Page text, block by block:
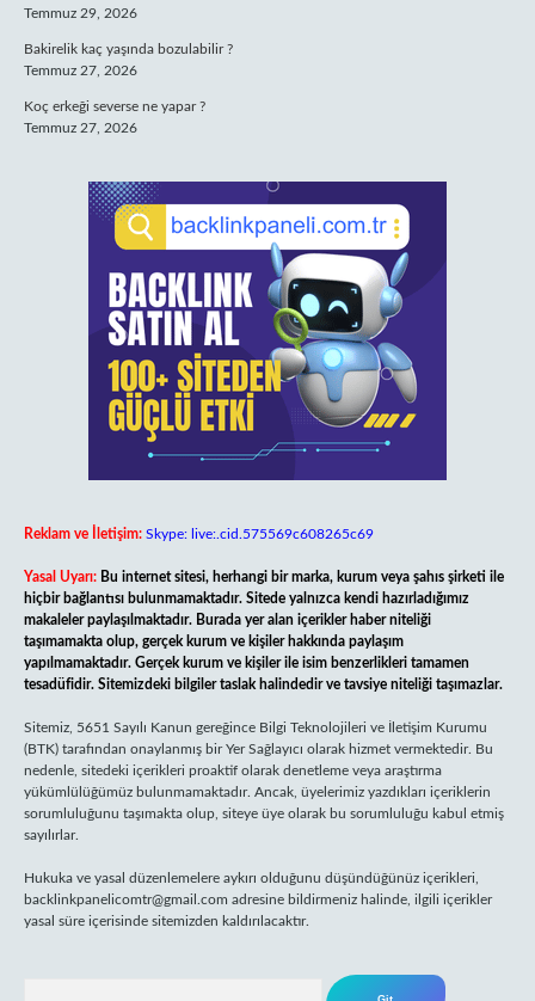
Temmuz 29, 2026
Bakirelik kaç yaşında bozulabilir ?
Temmuz 27, 2026
Koç erkeği severse ne yapar ?
Temmuz 27, 2026
Reklam ve İletişim: Skype: live:.cid.575569c608265c69
Yasal Uyarı: Bu internet sitesi, herhangi bir marka, kurum veya şahıs şirketi ile
hiçbir bağlantısı bulunmamaktadır. Sitede yalnızca kendi hazırladığımız
makaleler paylaşılmaktadır. Burada yer alan içerikler haber niteliği
taşımamakta olup, gerçek kurum ve kişiler hakkında paylaşım
yapılmamaktadır. Gerçek kurum ve kişiler ile isim benzerlikleri tamamen
tesadüfidir. Sitemizdeki bilgiler taslak halindedir ve tavsiye niteliği taşımazlar.
Sitemiz, 5651 Sayılı Kanun gereğince Bilgi Teknolojileri ve İletişim Kurumu
(BTK) tarafından onaylanmış bir Yer Sağlayıcı olarak hizmet vermektedir. Bu
nedenle, sitedeki içerikleri proaktif olarak denetleme veya araştırma
yükümlülüğümüz bulunmamaktadır. Ancak, üyelerimiz yazdıkları içeriklerin
sorumluluğunu taşımakta olup, siteye üye olarak bu sorumluluğu kabul etmiş
sayılırlar.
Hukuka ve yasal düzenlemelere aykırı olduğunu düşündüğünüz içerikleri,
backlinkpanelicomtr@gmail.com adresine bildirmeniz halinde, ilgili içerikler
yasal süre içerisinde sitemizden kaldırılacaktır.